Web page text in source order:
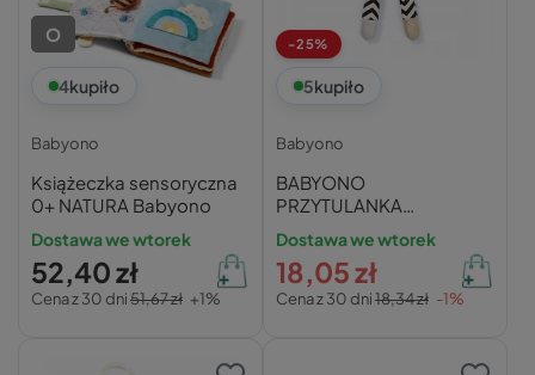
O
4kupiło
Babyono
Książeczka sensoryczna
0+ NATURA Babyono
Dostawa we wtorek
Cena z 30 dni51,67 zł +1%
52,40 zł
-25%
5kupiło
Babyono
BABYONO
PRZYTULANKA
KONTRASTOWA
SZELEŚCIK PTASZEK
0m+
Dostawa we wtorek
Cena z 30 dni18,34 zł -1%
18,05 zł